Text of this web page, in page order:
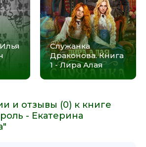
Служанка
Драконова. Книга
1 - Лира Алая
и отзывы (0) к книге
- Екатерина